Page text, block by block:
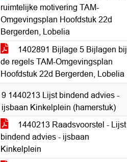
ruimtelijke motivering TAM-
Omgevingsplan Hoofdstuk 22d
Bergerden, Lobelia
1402891 Bijlage 5 Bijlagen bij
de regels TAM-Omgevingsplan
Hoofdstuk 22d Bergerden, Lobelia
9 1440213 Lijst bindend advies -
ijsbaan Kinkelplein (hamerstuk)
1440213 Raadsvoorstel - Lijst
bindend advies - ijsbaan
Kinkelplein